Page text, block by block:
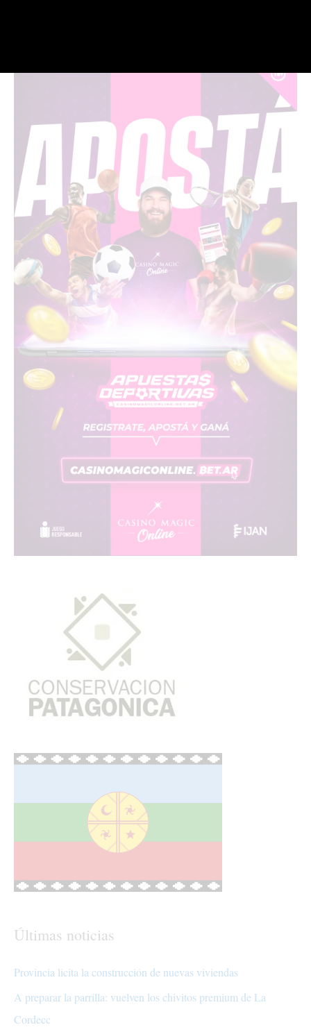
Últimas noticias
Provincia licita la construcción de nuevas viviendas
A preparar la parrilla: vuelven los chivitos premium de La
Cordecc